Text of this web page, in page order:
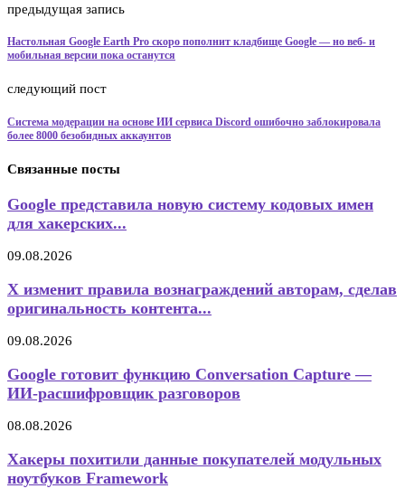
предыдущая запись
Настольная Google Earth Pro скоро пополнит кладбище Google — но веб- и
мобильная версии пока останутся
следующий пост
Система модерации на основе ИИ сервиса Discord ошибочно заблокировала
более 8000 безобидных аккаунтов
Связанные посты
Google представила новую систему кодовых имен
для хакерских...
09.08.2026
X изменит правила вознаграждений авторам, сделав
оригинальность контента...
09.08.2026
Google готовит функцию Conversation Capture —
ИИ-расшифровщик разговоров
08.08.2026
Хакеры похитили данные покупателей модульных
ноутбуков Framework